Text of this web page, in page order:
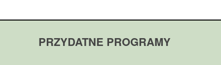
PRZYDATNE PROGRAMY